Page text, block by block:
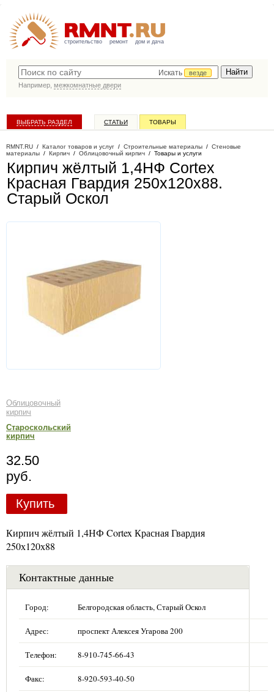
строительство ремонт дом и дача
Искать
везде
Например, межкомнатные двери
ВЫБРАТЬ РАЗДЕЛ СТАТЬИ ТОВАРЫ
RMNT.RU / Каталог товаров и услуг / Строительные материалы / Стеновые
материалы / Кирпич / Облицовочный кирпич / Товары и услуги
Кирпич жёлтый 1,4НФ Cortex
Красная Гвардия 250х120х88.
Старый Оскол
Облицовочный
кирпич
Староскольский
кирпич
32.50
руб.
Купить
Кирпич жёлтый 1,4НФ Cortex Красная Гвардия
250х120х88
Контактные данные
Город: Белгородская область, Старый Оскол
Адрес: проспект Алексея Угарова 200
Телефон: 8-910-745-66-43
Факс: 8-920-593-40-50